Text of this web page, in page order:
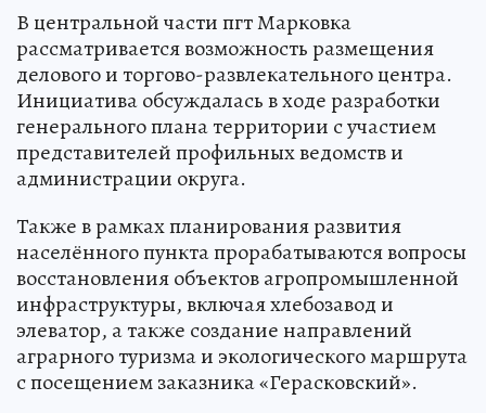
В центральной части пгт Марковка
рассматривается возможность размещения
делового и торгово-развлекательного центра.
Инициатива обсуждалась в ходе разработки
генерального плана территории с участием
представителей профильных ведомств и
администрации округа.
Также в рамках планирования развития
населённого пункта прорабатываются вопросы
восстановления объектов агропромышленной
инфраструктуры, включая хлебозавод и
элеватор, а также создание направлений
аграрного туризма и экологического маршрута
с посещением заказника «Герасковский».